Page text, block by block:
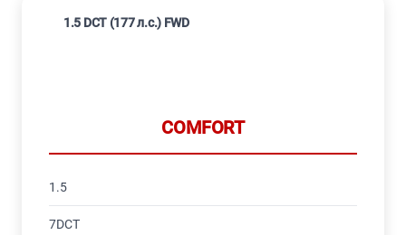
1.5 DCT (177 л.с.) FWD
COMFORT
1.5
7DCT